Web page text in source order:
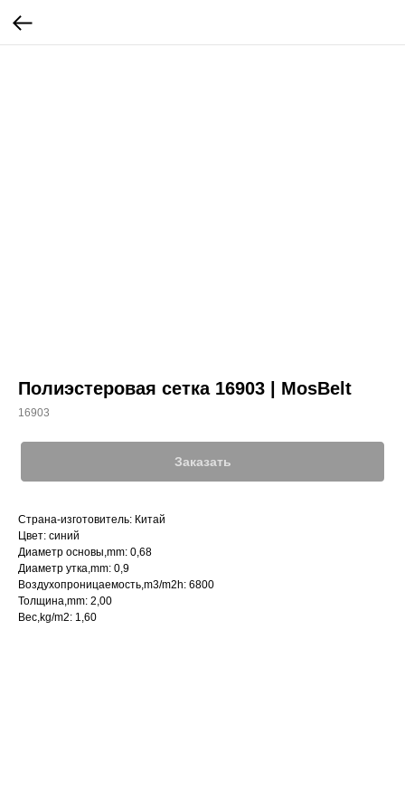
Полиэстеровая сетка 16903 | MosBelt
16903
Заказать
Страна-изготовитель: Китай
Цвет: синий
Диаметр основы,mm: 0,68
Диаметр утка,mm: 0,9
Воздухопроницаемость,m3/m2h: 6800
Толщина,mm: 2,00
Вес,kg/m2: 1,60